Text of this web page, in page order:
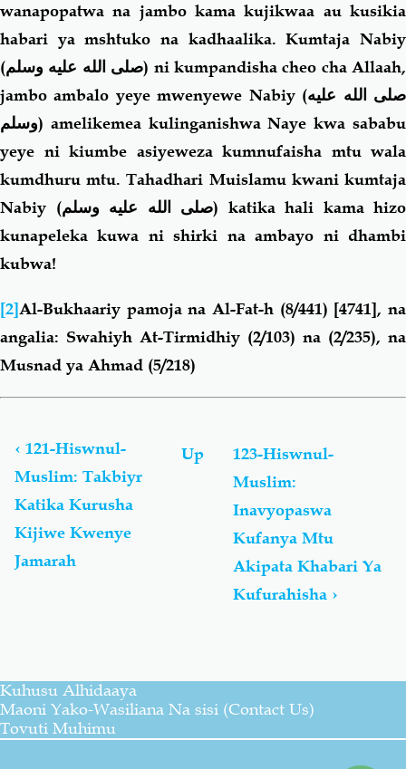
wanapopatwa na jambo kama kujikwaa au kusikia
habari ya mshtuko na kadhaalika. Kumtaja Nabiy
(صلى الله عليه وسلم) ni kumpandisha cheo cha Allaah,
jambo ambalo yeye mwenyewe Nabiy (صلى الله عليه
وسلم) amelikemea kulinganishwa Naye kwa sababu
yeye ni kiumbe asiyeweza kumnufaisha mtu wala
kumdhuru mtu. Tahadhari Muislamu kwani kumtaja
Nabiy (صلى الله عليه وسلم) katika hali kama hizo
kunapeleka kuwa ni shirki na ambayo ni dhambi
kubwa!
[2]Al-Bukhaariy pamoja na Al-Fat-h (8/441) [4741], na
angalia: Swahiyh At-Tirmidhiy (2/103) na (2/235), na
Musnad ya Ahmad (5/218)
links
for
Hiswnul-
Muslim:
Du’aa
Adhkaar
Lilohaririwa)
‹ 121-Hiswnul-
Muslim: Takbiyr
Katika Kurusha
Kijiwe Kwenye
Jamarah
Up
123-Hiswnul-
Muslim:
Inavyopaswa
Kufanya Mtu
Akipata Khabari Ya
Kufurahisha ›
Kuhusu Alhidaaya
Maoni Yako-Wasiliana Na sisi (Contact Us)
Tovuti Muhimu